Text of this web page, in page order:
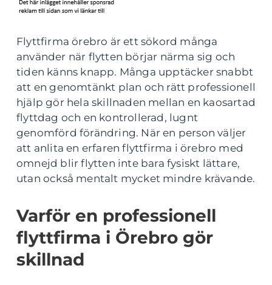
Flyttfirma örebro är ett sökord många
använder när flytten börjar närma sig och
tiden känns knapp. Många upptäcker snabbt
att en genomtänkt plan och rätt professionell
hjälp gör hela skillnaden mellan en kaosartad
flyttdag och en kontrollerad, lugnt
genomförd förändring. När en person väljer
att anlita en erfaren flyttfirma i örebro med
omnejd blir flytten inte bara fysiskt lättare,
utan också mentalt mycket mindre krävande.
Varför en professionell
flyttfirma i Örebro gör
skillnad